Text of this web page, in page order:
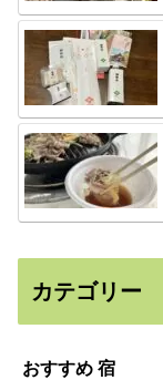
カテゴリー
おすすめ 宿